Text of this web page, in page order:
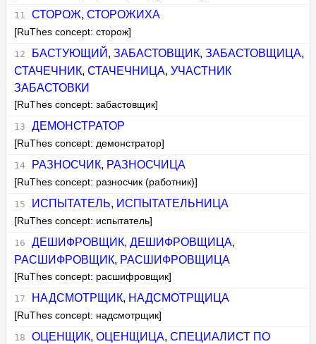
СТОРОЖ, СТОРОЖИХА
[RuThes concept: сторож]
БАСТУЮЩИЙ , ЗАБАСТОВЩИК, ЗАБАСТОВЩИЦА,
СТАЧЕЧНИК,СТАЧЕЧНИЦА,УЧАСТНИК
ЗАБАСТОВКИ
[RuThes concept: забастовщик]
ДЕМОНСТРАТОР
[RuThes concept: демонстратор]
РАЗНОСЧИК, РАЗНОСЧИЦА
[RuThes concept: разносчик (работник)]
ИСПЫТАТЕЛЬ, ИСПЫТАТЕЛЬНИЦА
[RuThes concept: испытатель]
ДЕШИФРОВЩИК, ДЕШИФРОВЩИЦА,
РАСШИФРОВЩИК, РАСШИФРОВЩИЦА
[RuThes concept: расшифровщик]
НАДСМОТРЩИК, НАДСМОТРЩИЦА
[RuThes concept: надсмотрщик]
ОЦЕНЩИК, ОЦЕНЩИЦА, СПЕЦИАЛИСТ ПО